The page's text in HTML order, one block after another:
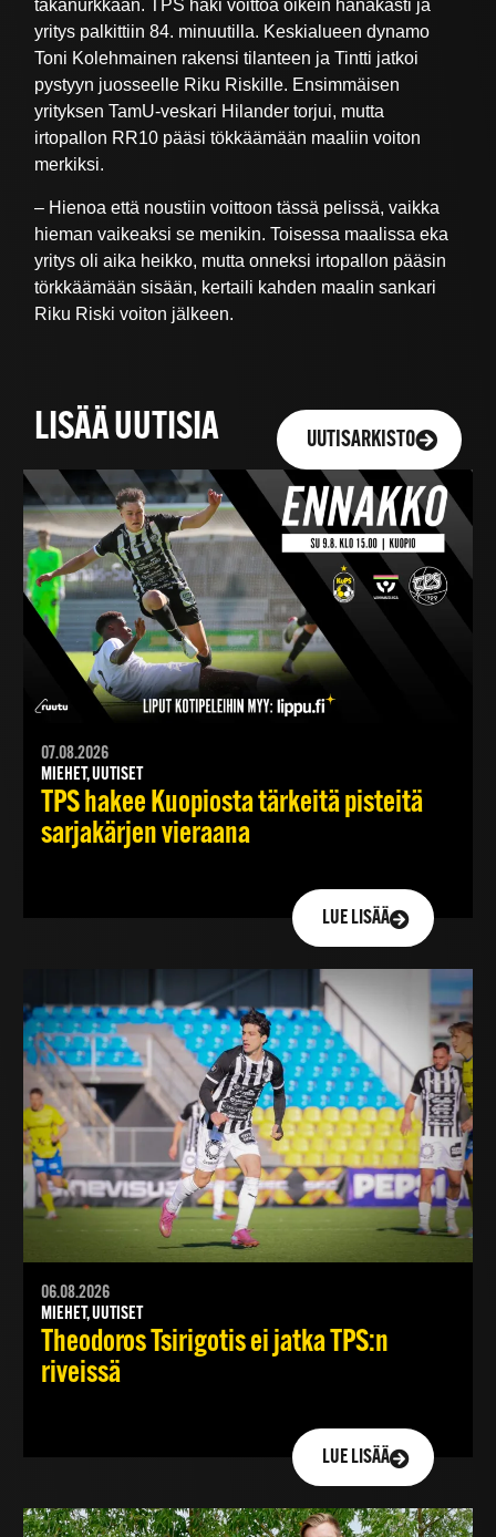
takanurkkaan. TPS haki voittoa oikein hanakasti ja
yritys palkittiin 84. minuutilla. Keskialueen dynamo
Toni Kolehmainen rakensi tilanteen ja Tintti jatkoi
pystyyn juosseelle Riku Riskille. Ensimmäisen
yrityksen TamU-veskari Hilander torjui, mutta
irtopallon RR10 pääsi tökkäämään maaliin voiton
merkiksi.
– Hienoa että noustiin voittoon tässä pelissä, vaikka
hieman vaikeaksi se menikin. Toisessa maalissa eka
yritys oli aika heikko, mutta onneksi irtopallon pääsin
törkkäämään sisään, kertaili kahden maalin sankari
Riku Riski voiton jälkeen.
LISÄÄ UUTISIA UUTISARKISTO
07.08.2026
MIEHET, UUTISET
TPS hakee Kuopiosta tärkeitä pisteitä
sarjakärjen vieraana
LUE LISÄÄ
06.08.2026
MIEHET, UUTISET
Theodoros Tsirigotis ei jatka TPS:n
riveissä
LUE LISÄÄ